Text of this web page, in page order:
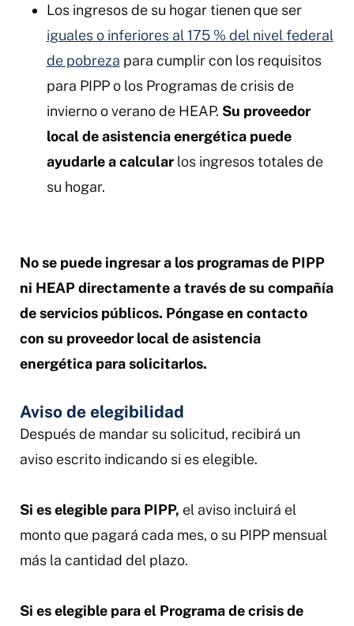
Los ingresos de su hogar tienen que ser
iguales o inferiores al 175 % del nivel federal
de pobreza para cumplir con los requisitos
para PIPP o los Programas de crisis de
invierno o verano de HEAP. Su proveedor
local de asistencia energética puede
ayudarle a calcular los ingresos totales de
su hogar.
No se puede ingresar a los programas de PIPP
ni HEAP directamente a través de su compañía
de servicios públicos. Póngase en contacto
con su proveedor local de asistencia
energética para solicitarlos.
Aviso de elegibilidad
Después de mandar su solicitud, recibirá un
aviso escrito indicando si es elegible.
Si es elegible para PIPP, el aviso incluirá el
monto que pagará cada mes, o su PIPP mensual
más la cantidad del plazo.
Si es elegible para el Programa de crisis de